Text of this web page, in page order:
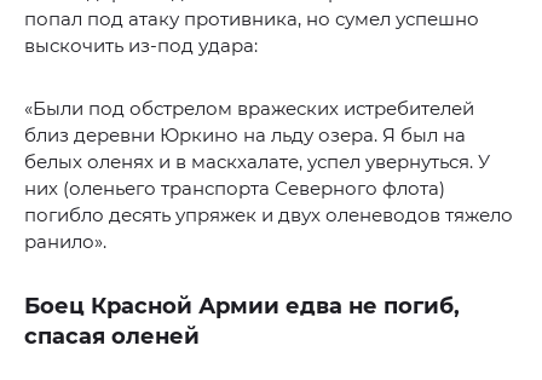
попал под атаку противника, но сумел успешно
выскочить из-под удара:
«Были под обстрелом вражеских истребителей
близ деревни Юркино на льду озера. Я был на
белых оленях и в маскхалате, успел увернуться. У
них (оленьего транспорта Северного флота)
погибло десять упряжек и двух оленеводов тяжело
ранило».
Боец Красной Армии едва не погиб,
спасая оленей